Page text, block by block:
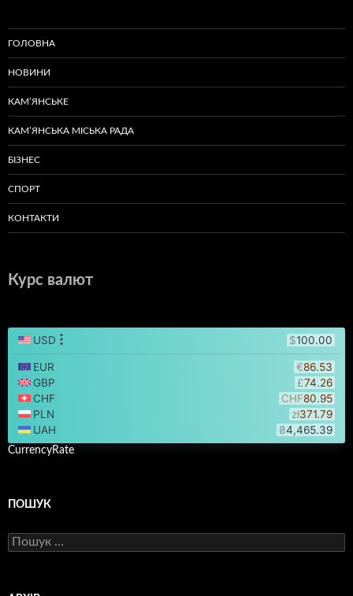
ГОЛОВНА
НОВИНИ
КАМ’ЯНСЬКЕ
КАМ’ЯНСЬКА МІСЬКА РАДА
БІЗНЕС
СПОРТ
КОНТАКТИ
Курс валют
CurrencyRate
ПОШУК
Пошук: